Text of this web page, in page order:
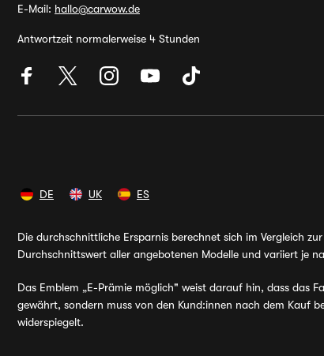
E-Mail: hallo@carwow.de
Antwortzeit normalerweise 4 Stunden
DE UK ES
Die durchschnittliche Ersparnis berechnet sich im Vergleich
Durchschnittswert aller angebotenen Modelle und variiert je
Das Emblem „E-Prämie möglich" weist darauf hin, dass das
gewährt, sondern muss von den Kund:innen nach dem Kauf
widerspiegelt.